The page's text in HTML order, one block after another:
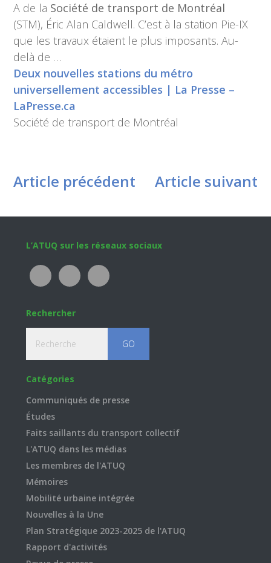
A de la Société de transport de Montréal
(STM), Éric Alan Caldwell. C’est à la station Pie-IX
que les travaux étaient le plus imposants. Au-
delà de …
Deux nouvelles stations du métro
universellement accessibles | La Presse –
LaPresse.ca
Société de transport de Montréal
Article précédent Article suivant
Footer
L’ATUQ sur les réseaux sociaux
Rechercher
Catégories
Communiqués de presse
Études
Faits saillants du transport collectif
L'ATUQ dans les médias
Les membres de l'ATUQ
Mémoires
Mobilité urbaine intégrée
Nouvelles à la Une
Plan Stratégique 2023-2025 de l'ATUQ
Rapport d'activités